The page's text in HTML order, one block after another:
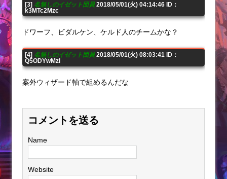
[3] 名無しのイゼット団員2018/05/01(火) 04:14:46 ID：
k3MTc2Mzc
ドワーフ、ビダルケン、ケルド人のチームかな？
[4] 名無しのイゼット団員2018/05/01(火) 08:03:41 ID：
Q5ODYwMzI
案外ウィザード軸で組めるんだな
コメントを送る
Name
Website